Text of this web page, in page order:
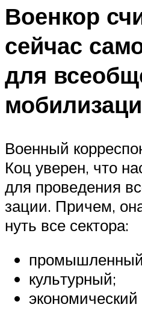
Воен­кор
сей­час
для
Воен­ный
Коц уве­рен, что
для про­ве­де­ния
за­ции. При­чем,
нуть все сектора:
куль­тур­ный;